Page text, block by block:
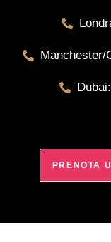
Manchester/
PRENOTA